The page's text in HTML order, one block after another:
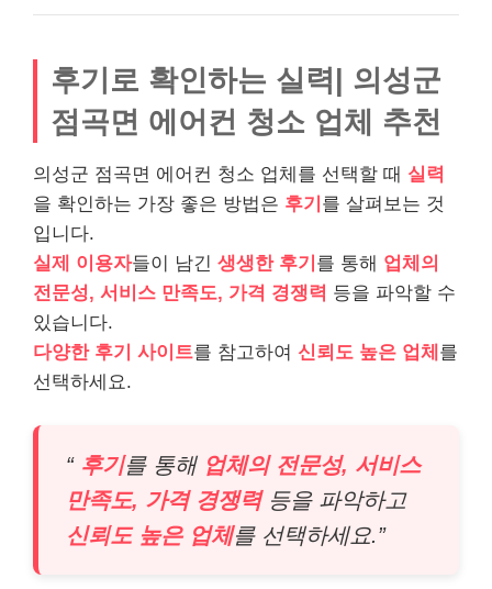
후기로 확인하는 실력| 의성군
점곡면 에어컨 청소 업체 추천
의성군 점곡면 에어컨 청소 업체를 선택할 때 실력
을 확인하는 가장 좋은 방법은 후기 를 살펴보는 것
입니다.
실제 이용자들이 남긴 생생한 후기 를 통해 업체의
전문성, 서비스 만족도, 가격 경쟁력 등을 파악할 수
있습니다.
다양한 후기 사이트를 참고하여 신뢰도 높은 업체 를
선택하세요.
“후기를 통해 업체의 전문성, 서비스
만족도, 가격 경쟁력등을 파악하고
신뢰도 높은 업체를 선택하세요.”